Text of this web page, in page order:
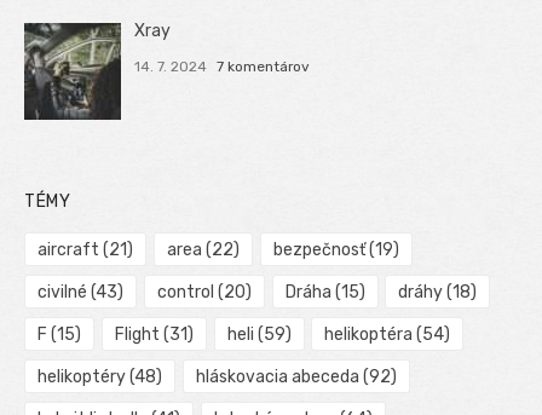
Xray
14. 7. 2024 7 komentárov
TÉMY
aircraft (21) area (22) bezpečnosť(19)
civilné (43) control (20) Dráha (15) dráhy(18)
F (15) Flight (31) heli (59) helikoptéra (54)
helikoptéry(48) hláskovacia abeceda (92)